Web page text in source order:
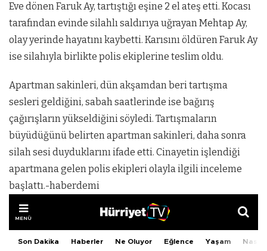
Eve dönen Faruk Ay, tartıştığı eşine 2 el ateş etti. Kocası
tarafından evinde silahlı saldırıya uğrayan Mehtap Ay,
olay yerinde hayatını kaybetti. Karısını öldüren Faruk Ay
ise silahıyla birlikte polis ekiplerine teslim oldu.
Apartman sakinleri, dün akşamdan beri tartışma
sesleri geldiğini, sabah saatlerinde ise bağırış
çağırışların yükseldiğini söyledi. Tartışmaların
büyüdüğünü belirten apartman sakinleri, daha sonra
silah sesi duyduklarını ifade etti. Cinayetin işlendiği
apartmana gelen polis ekipleri olayla ilgili inceleme
başlattı.-haberdemi